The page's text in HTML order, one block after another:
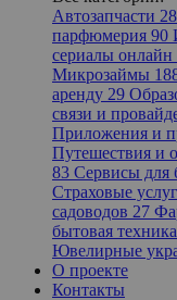
Автозапчасти 28
парфюмерия 90
сериалы онлайн
Микрозаймы
аренду 29
связи и
Приложения и
Путешествия и
83 Сервисы для
Страховые
садоводов 27
бытовая техника
Ювелирные
О проекте
Контакты